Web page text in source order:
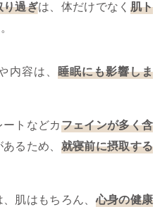
り過ぎは、体だけでなく 肌ト
内容は、 睡眠にも影響しま
トなどカフェインが多く含
るため、 就寝前に摂取する
肌はもちろん、心身の健康